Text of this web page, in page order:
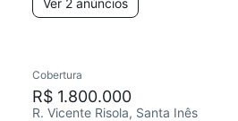
Ver 2 anúncios
Cobertura
R$ 1.800.000
R. Vicente Risola, Santa Inês